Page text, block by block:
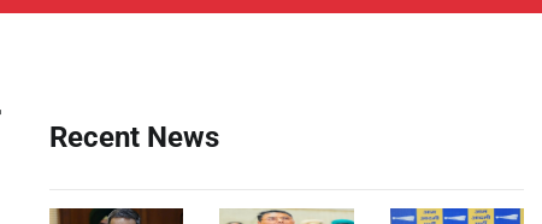
Recent News